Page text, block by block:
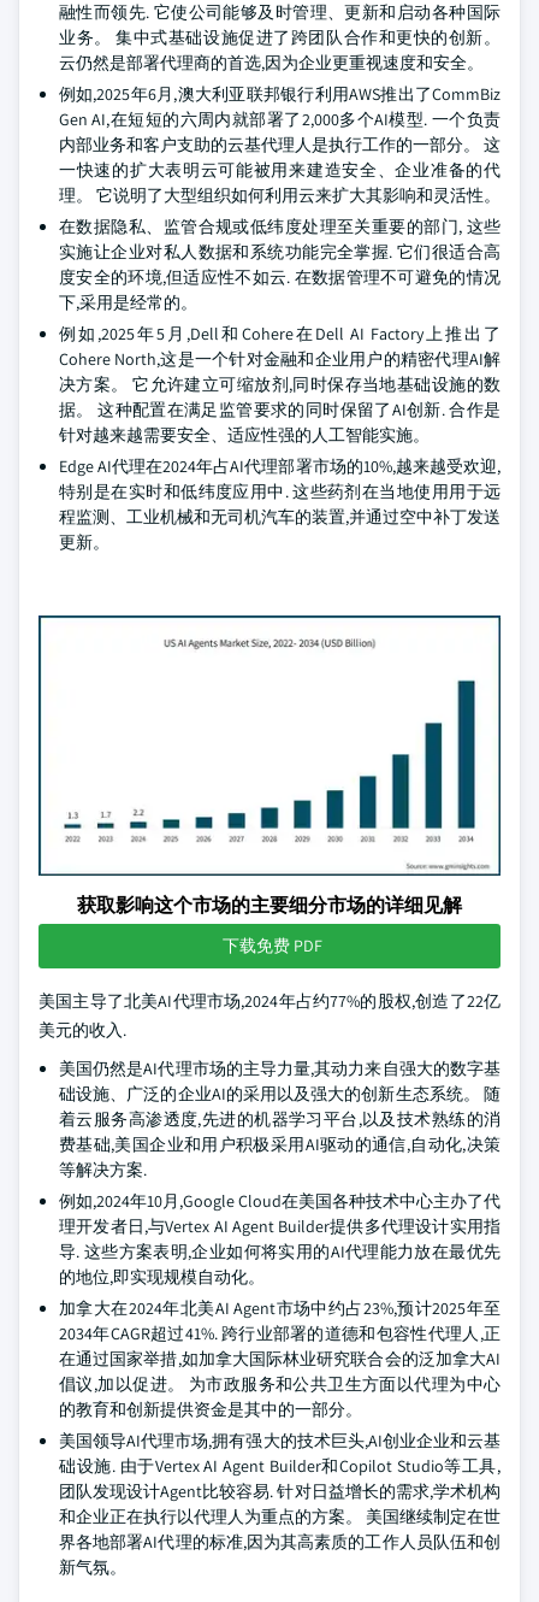
融性而领先. 它使公司能够及时管理、更新和启动各种国际
业务。 集中式基础设施促进了跨团队合作和更快的创新。
云仍然是部署代理商的首选,因为企业更重视速度和安全。
例如,2025年6月,澳大利亚联邦银行利用AWS推出了CommBiz
Gen AI,在短短的六周内就部署了2,000多个AI模型. 一个负责
内部业务和客户支助的云基代理人是执行工作的一部分。 这
一快速的扩大表明云可能被用来建造安全、企业准备的代
理。 它说明了大型组织如何利用云来扩大其影响和灵活性。
在数据隐私、监管合规或低纬度处理至关重要的部门, 这些
实施让企业对私人数据和系统功能完全掌握. 它们很适合高
度安全的环境,但适应性不如云. 在数据管理不可避免的情况
下,采用是经常的。
例如,2025年5月,Dell和Cohere在Dell AI Factory上推出了
Cohere North,这是一个针对金融和企业用户的精密代理AI解
决方案。 它允许建立可缩放剂,同时保存当地基础设施的数
据。 这种配置在满足监管要求的同时保留了AI创新. 合作是
针对越来越需要安全、适应性强的人工智能实施。
Edge AI代理在2024年占AI代理部署市场的10%,越来越受欢迎,
特别是在实时和低纬度应用中. 这些药剂在当地使用用于远
程监测、工业机械和无司机汽车的装置,并通过空中补丁发送
更新。
获取影响这个市场的主要细分市场的详细见解
下载免费 PDF
美国主导了北美AI代理市场,2024年占约77%的股权,创造了22亿
美元的收入.
美国仍然是AI代理市场的主导力量,其动力来自强大的数字基
础设施、广泛的企业AI的采用以及强大的创新生态系统。 随
着云服务高渗透度,先进的机器学习平台,以及技术熟练的消
费基础,美国企业和用户积极采用AI驱动的通信,自动化,决策
等解决方案.
例如,2024年10月,Google Cloud在美国各种技术中心主办了代
理开发者日,与Vertex AI Agent Builder提供多代理设计实用指
导. 这些方案表明,企业如何将实用的AI代理能力放在最优先
的地位,即实现规模自动化。
加拿大在2024年北美AI Agent市场中约占23%,预计2025年至
2034年CAGR超过41%. 跨行业部署的道德和包容性代理人,正
在通过国家举措,如加拿大国际林业研究联合会的泛加拿大AI
倡议,加以促进。 为市政服务和公共卫生方面以代理为中心
的教育和创新提供资金是其中的一部分。
美国领导AI代理市场,拥有强大的技术巨头,AI创业企业和云基
础设施. 由于Vertex AI Agent Builder和Copilot Studio等工具,
团队发现设计Agent比较容易. 针对日益增长的需求,学术机构
和企业正在执行以代理人为重点的方案。 美国继续制定在世
界各地部署AI代理的标准,因为其高素质的工作人员队伍和创
新气氛。